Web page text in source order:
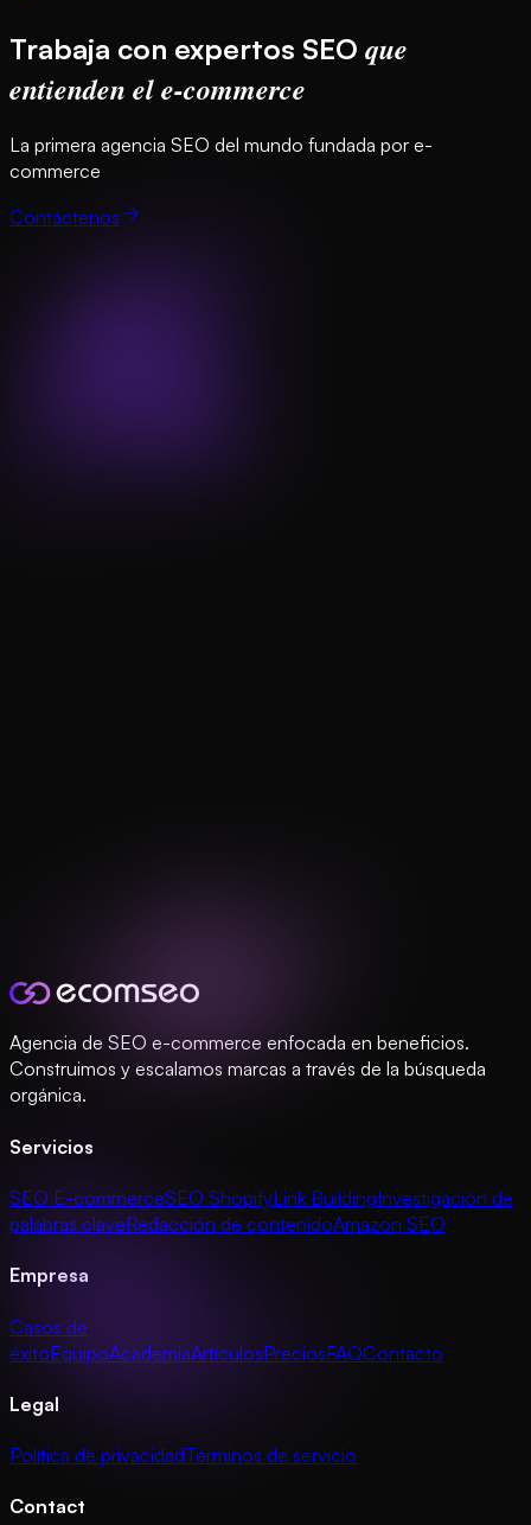
Trabaja con expertos SEO que
entienden el e-commerce
La primera agencia SEO del mundo fundada por e-
commerce
Contáctenos
Agencia de SEO e-commerce enfocada en beneficios.
Construimos y escalamos marcas a través de la búsqueda
orgánica.
Servicios
SEO E-commerceSEO ShopifyLink BuildingInvestigación de
palabras claveRedacción de contenidoAmazon SEO
Empresa
Casos de
éxitoEquipoAcademiaArtículosPreciosFAQContacto
Legal
Política de privacidadTérminos de servicio
Contact